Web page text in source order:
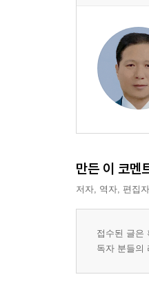
휴가를 쪼개어
힘들게 기다려
잊을 수 없는
군 제대 후 아
중학교 짝사랑
새로운 시작, 캠
홀가분한 마음
이틀 밤의 고독
결의를 다진
4학년 졸업반
만든 이 코멘
저자, 역자, 편집
접수된 글은
독자 분들의